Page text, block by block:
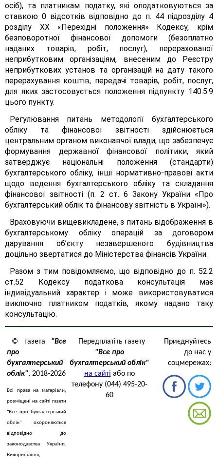
осіб), та платникам податку, які оподатковуються за
ставкою 0 відсотків відповідно до п. 44 підрозділу 4
розділу XX «Перехідні положення» Кодексу, крім
безповоротної фінансової допомоги (безоплатно
наданих товарів, робіт, послуг), перерахованої
неприбутковим організаціям, внесеним до Реєстру
неприбуткових установ та організацій на дату такого
перерахування коштів, передачі товарів, робіт, послуг,
для яких застосовується положення підпункту 140.5.9
цього пункту.
Регулювання питань методології бухгалтерського
обліку та фінансової звітності здійснюється
центральним органом виконавчої влади, що забезпечує
формування державної фінансової політики, який
затверджує національні положення (стандарти)
бухгалтерського обліку, інші нормативно-правові акти
щодо ведення бухгалтерського обліку та складання
фінансової звітності (п. 2 ст. 6 Закону України «Про
бухгалтерський облік та фінансову звітність в Україні»).
Враховуючи вищевикладене, з питань відображення в
бухгалтерському обліку операцій за договором
дарування об’єкту незавершеного будівництва
доцільно звертатися до Міністерства фінансів України.
Разом з тим повідомляємо, що відповідно до п. 52.2
ст.52 Кодексу податкова консультація має
індивідуальний характер і може використовуватися
виключно платником податків, якому надано таку
консультацію.
© газета "Все
про
бухгалтерський
облік", 2018-2026
Всі права на матеріали,
розміщені на сайті газети
"Все про бухгалтерський
облік" охороняються
відповідно до
законодавства України.
Використання,
Передплатіть газету
"Все про
бухгалтерський облік"
на сайті або по
телефону (044) 495-20-
60
Приєднуйтесь
до нас у
соцмережах: